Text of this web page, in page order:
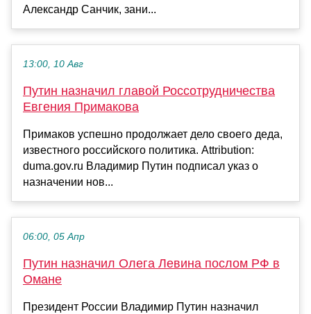
Александр Санчик, зани...
13:00, 10 Авг
Путин назначил главой Россотрудничества
Евгения Примакова
Примаков успешно продолжает дело своего деда,
известного российского политика. Attribution:
duma.gov.ru Владимир Путин подписал указ о
назначении нов...
06:00, 05 Апр
Путин назначил Олега Левина послом РФ в
Омане
Президент России Владимир Путин назначил